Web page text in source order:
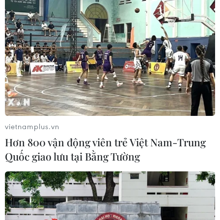
tuyển Việt Nam quật ngã Indonesia
04/08/2026 03:05
ASEAN Cup 2026: Đội tuyển Việt
Nam tạo "cơn địa chấn" trên truyền
thông khu vực
04/08/2026 02:45
Báo chí Đông Nam Á "dậy
sóng" vì tuyển Việt Nam, chỉ ra lý do
Indonesia thua đau
04/08/2026 02:32
'Hủy diệt' Indonesia 3-0, tuyển Việt
vietnamplus.vn
Hơn 800 vận động viên trẻ Việt Nam-Trung
Quốc giao lưu tại Bằng Tường